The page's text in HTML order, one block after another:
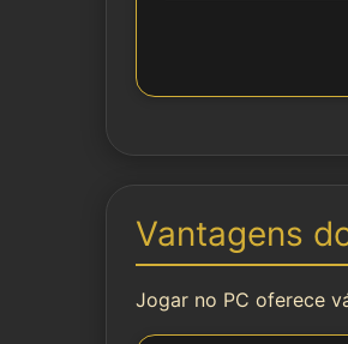
Vantagens
Jogar no PC oferece